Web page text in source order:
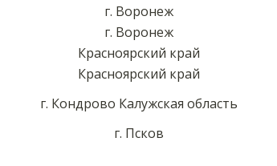
г. Воронеж
г. Воронеж
Красноярский край
Красноярский край
г. Кондрово Калужская область
г. Псков